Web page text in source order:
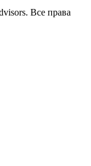
Все права